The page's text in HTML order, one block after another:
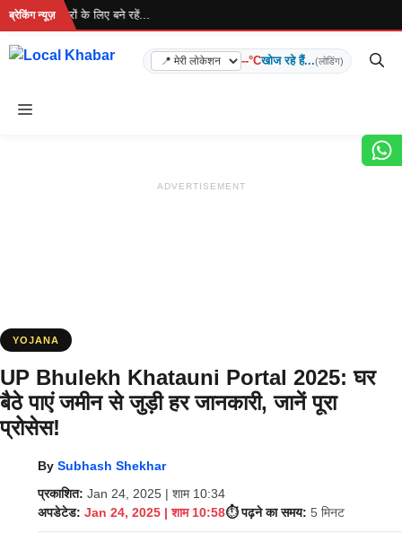
Skip
content
ब्रेकिंग न्यूज़
ताज़ा खबरों के लिए बने रहें...
--°Cखोज रहे हैं...(लोडिंग)
Menu
ADVERTISEMENT
YOJANA
UP Bhulekh Khatauni Portal 2025: घर
बैठे पाएं जमीन से जुड़ी हर जानकारी, जानें पूरा
प्रोसेस!
By Subhash Shekhar
प्रकाशित: Jan 24, 2025 | शाम 10:34
अपडेटेड: Jan 24, 2025 | शाम 10:58⏱️ पढ़ने का समय: 5 मिनट